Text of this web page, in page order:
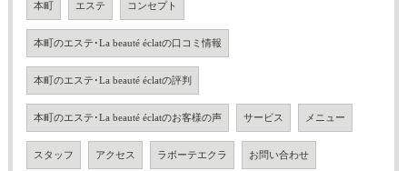
本町 エステ コンセプト
本町のエステ･La beauté éclatの口コミ情報
本町のエステ･La beauté éclatの評判
本町のエステ･La beauté éclatのお客様の声 サービス メニュー
スタッフ アクセス ラボーテエクラ お問い合わせ